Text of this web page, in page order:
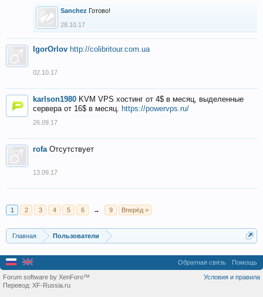
Sanchez Готово!
28.10.17
IgorOrlov http://colibritour.com.ua
02.10.17
karlson1980 KVM VPS хостинг от 4$ в месяц, выделенные
сервера от 16$ в месяц. https://powervps.ru/
26.09.17
rofa Отсутствует
13.09.17
1 2 3 4 5 6 → 9 Вперёд >
Главная Пользователи
Обратная связь Помощь
Условия и правила
Forum software by XenForo™
Перевод: XF-Russia.ru